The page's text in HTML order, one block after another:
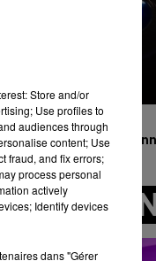
10h00 -
LE TICKET
End Of
A
Store and/or
Use profiles to
audiences through
content; Use
fraud, and fix errors;
process personal
actively
Identify devices
dans "Gérer